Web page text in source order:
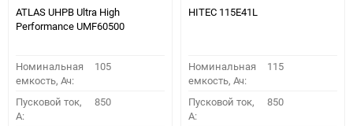
ATLAS UHPB Ultra High
Performance UMF60500
Номинальная
емкость, Ач:
105
Пусковой ток,
A:
850
HITEC 115E41L
Номинальная
емкость, Ач:
115
Пусковой ток,
A:
850